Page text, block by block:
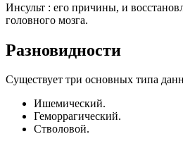
Инсульт : его причины, и
головного мозга.
Разновидности
Существует три основных типа
Ишемический.
Геморрагический.
Стволовой.